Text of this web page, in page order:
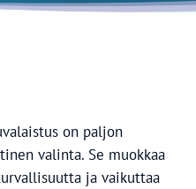
on paljon
valinta. Se muokkaa
ja vaikuttaa